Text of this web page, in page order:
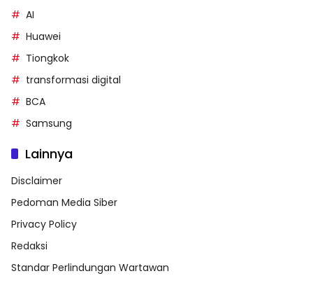
AI
Huawei
Tiongkok
transformasi digital
BCA
Samsung
Lainnya
Disclaimer
Pedoman Media Siber
Privacy Policy
Redaksi
Standar Perlindungan Wartawan